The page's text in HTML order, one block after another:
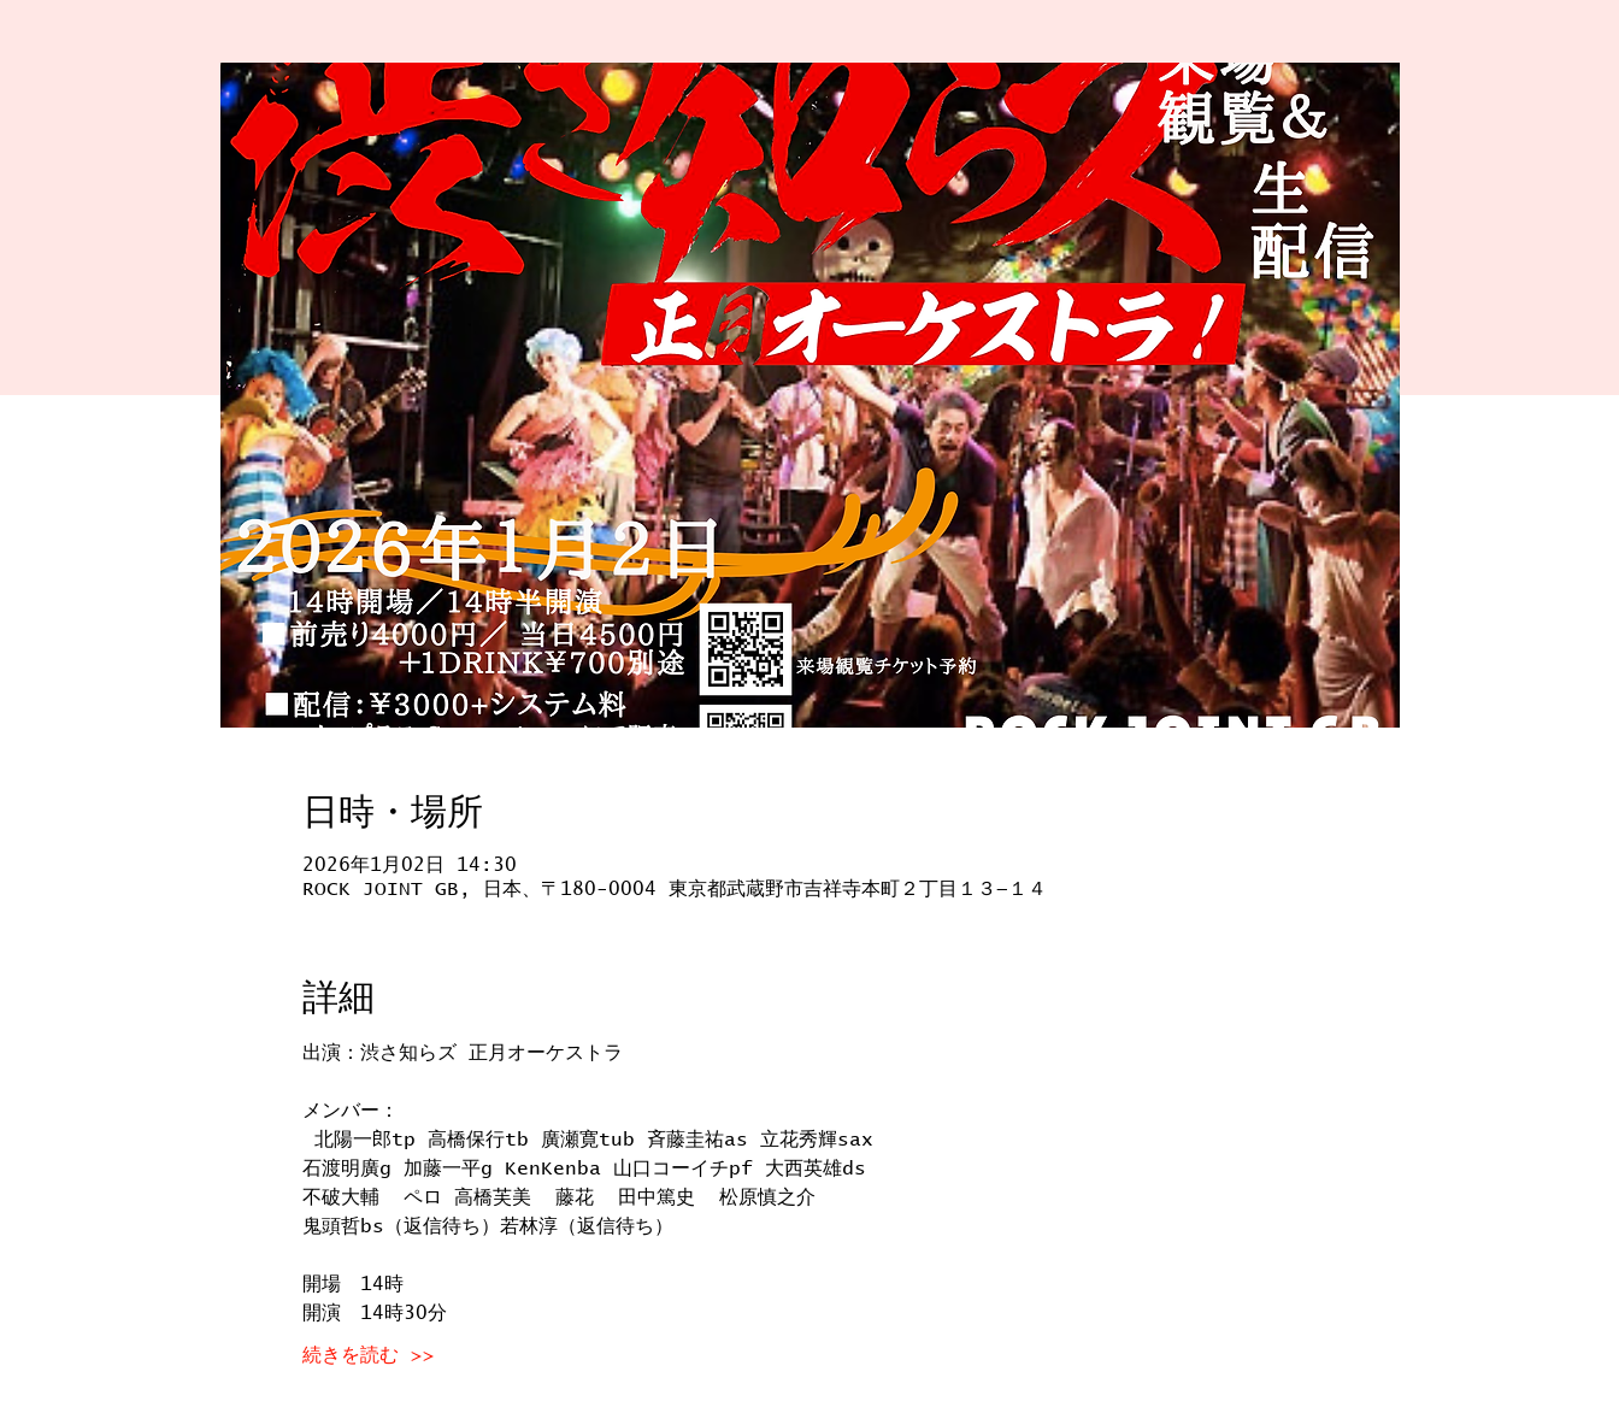
日時・場所
2026年1月02日 14:30
ROCK JOINT GB, 日本、〒180-0004 東京都武蔵野市吉祥寺本町２丁目１３−１４
詳細
出演：渋さ知らズ 正月オーケストラ
メンバー：
北陽一郎tp 高橋保行tb 廣瀬寛tub 斉藤圭祐as 立花秀輝sax
石渡明廣g 加藤一平g KenKenba 山口コーイチpf 大西英雄ds
不破大輔  ペロ 高橋芙美  藤花  田中篤史  松原慎之介
鬼頭哲bs（返信待ち）若林淳（返信待ち）
開場　14時
開演　14時30分
続きを読む >>